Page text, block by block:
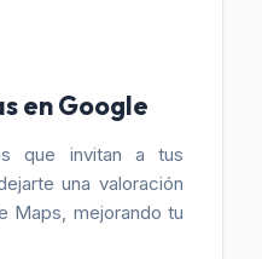
en Google
que invitan a tus
una valoración
Maps, mejorando tu